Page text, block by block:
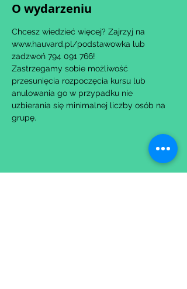
O wydarzeniu
Chcesz wiedzieć więcej? Zajrzyj na
www.hauvard.pl/podstawowka lub
zadzwoń 794 091 766!
Zastrzegamy sobie możliwość
przesunięcia rozpoczęcia kursu lub
anulowania go w przypadku nie
uzbierania się minimalnej liczby osób na
grupę.